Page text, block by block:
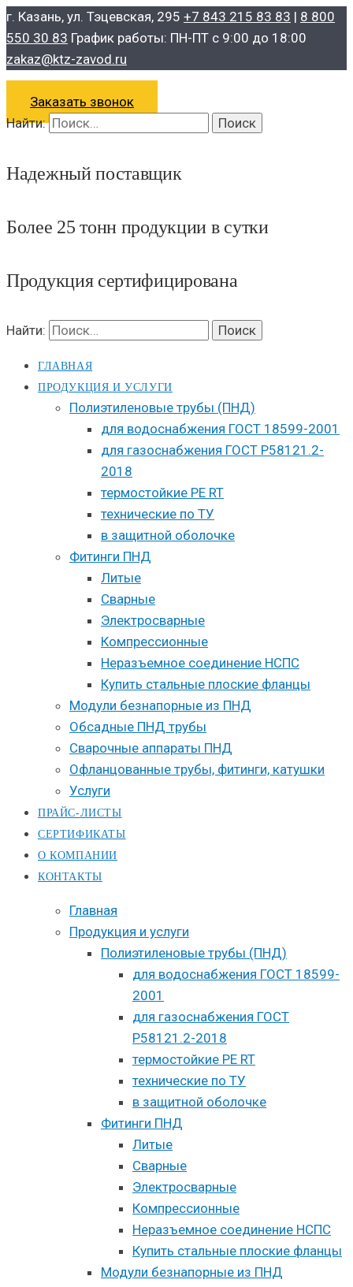
г. Казань, ул. Тэцевская, 295 +7 843 215 83 83 | 8 800
550 30 83 График работы: ПН-ПТ с 9:00 до 18:00
zakaz@ktz-zavod.ru
Заказать звонок
Найти:
Надежный поставщик
Более 25 тонн продукции в сутки
Продукция сертифицирована
Найти:
ГЛАВНАЯ
ПРОДУКЦИЯ И УСЛУГИ
Полиэтиленовые трубы (ПНД)
для водоснабжения ГОСТ 18599-2001
для газоснабжения ГОСТ Р58121.2-
2018
термостойкие PE RT
технические по ТУ
в защитной оболочке
Фитинги ПНД
Литые
Сварные
Электросварные
Компрессионные
Неразъемное соединение НСПС
Купить стальные плоские фланцы
Модули безнапорные из ПНД
Обсадные ПНД трубы
Сварочные аппараты ПНД
Офланцованные трубы, фитинги, катушки
Услуги
ПРАЙС-ЛИСТЫ
СЕРТИФИКАТЫ
О КОМПАНИИ
КОНТАКТЫ
Главная
Продукция и услуги
Полиэтиленовые трубы (ПНД)
для водоснабжения ГОСТ 18599-
2001
для газоснабжения ГОСТ
Р58121.2-2018
термостойкие PE RT
технические по ТУ
в защитной оболочке
Фитинги ПНД
Литые
Сварные
Электросварные
Компрессионные
Неразъемное соединение НСПС
Купить стальные плоские фланцы
Модули безнапорные из ПНД